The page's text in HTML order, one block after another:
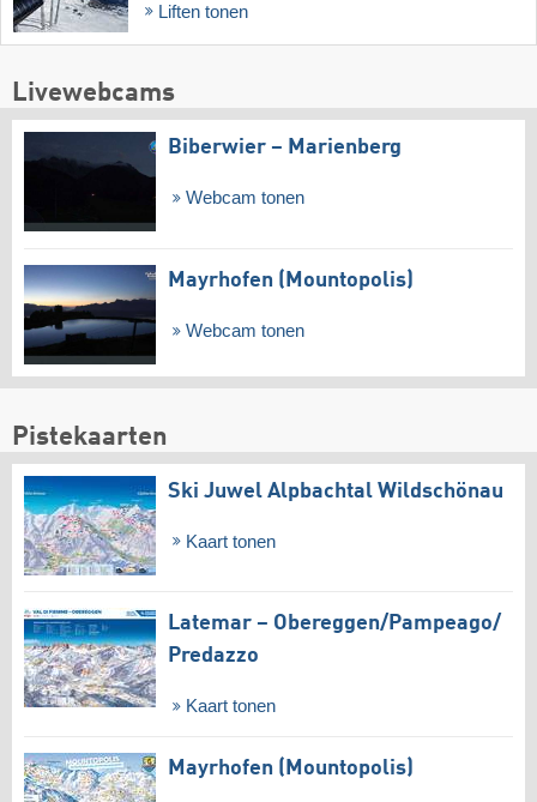
Liften tonen
Livewebcams
Biberwier – Marienberg
Webcam tonen
Mayrhofen (Mountopolis)
Webcam tonen
Pistekaarten
Ski Juwel Alpbachtal Wildschönau
Kaart tonen
Latemar – Obereggen/​Pampeago/​
Predazzo
Kaart tonen
Mayrhofen (Mountopolis)